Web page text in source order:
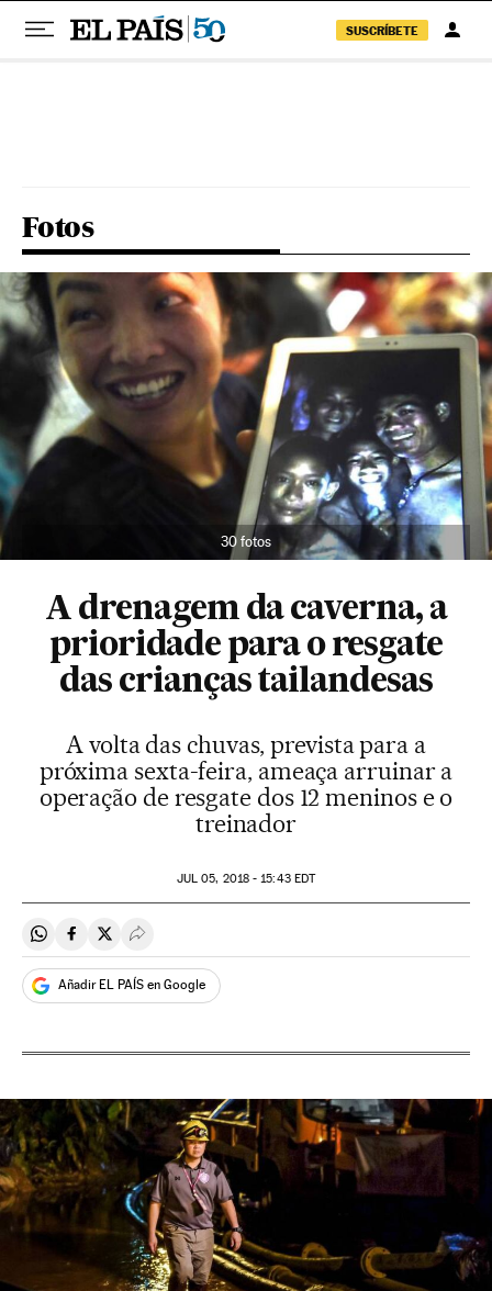
SUSCRÍBETE
Fotos
30 fotos
A drenagem da caverna, a
prioridade para o resgate
das crianças tailandesas
A volta das chuvas, prevista para a
próxima sexta-feira, ameaça arruinar a
operação de resgate dos 12 meninos e o
treinador
JUL 05, 2018 - 15:43EDT
Compartir en Whatsapp
Compartir en Facebook
Compartir en Twitter
Desplegar Redes Sociales
Añadir EL PAÍS en Google